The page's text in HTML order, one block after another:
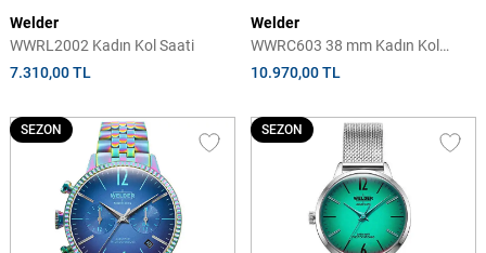
Welder
WWRL2002 Kadın Kol Saati
7.310,00 TL
Welder
WWRC603 38 mm Kadın Kol
Saati
10.970,00 TL
SEZON SEZON